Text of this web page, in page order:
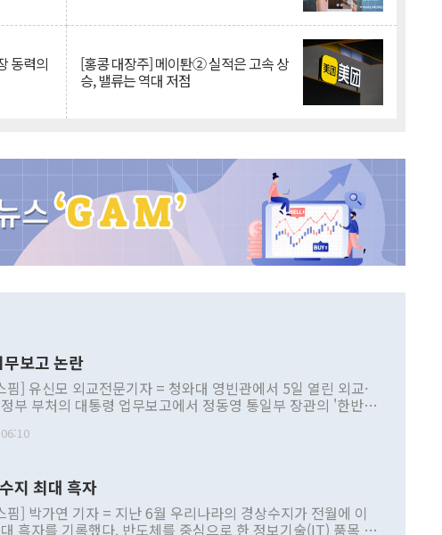
동력의 [홍콩 대장주] 메이퇀② 실적은 고속 상
승, 밸류는 역대 저점
보고 논란
핌] 유신모 외교전문기자 = 청와대 영빈관에서 5일 열린 외교·
부 부처의 대통령 업무보고에서 정동영 통일부 장관의 '한반도
정부 내 조율을 거치지 않은 사안을 정책으로 추진하겠다고 공
에 근거한 비현실적 구상'이라는 비판을 내놨다. 그동안 정 장
책 관련 발언이 물의를 빚은 적은 여러 번 있지만 대통령과 유
이 공개적으로 부정적 입장을 표명한 것은 이례적이다. 정 장
지 최대 흑자
핌] 박가연 기자 = 지난 6월 우리나라의 경상수지가 전월에 이
흑자를 기록했다. 반도체를 중심으로 한 정보기술(IT) 품목 수